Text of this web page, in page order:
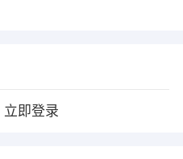
立即登录